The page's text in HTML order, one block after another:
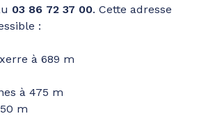
03 86 72 37 00. Cette adresse
:
à 689 m
à 475 m
m